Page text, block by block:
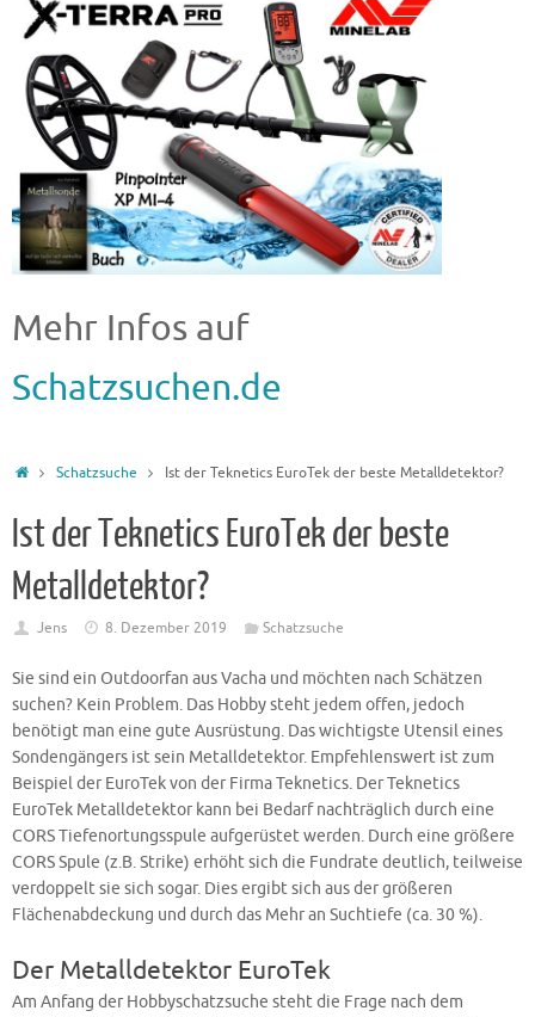
Mehr Infos auf
Schatzsuchen.de
Schatzsuche Ist der Teknetics EuroTek der beste Metalldetektor?
Ist der Teknetics EuroTek der beste
Metalldetektor?
Jens 8. Dezember 2019 Schatzsuche
Sie sind ein Outdoorfan aus Vacha und möchten nach Schätzen
suchen? Kein Problem. Das Hobby steht jedem offen, jedoch
benötigt man eine gute Ausrüstung. Das wichtigste Utensil eines
Sondengängers ist sein Metalldetektor. Empfehlenswert ist zum
Beispiel der EuroTek von der Firma Teknetics. Der Teknetics
EuroTek Metalldetektor kann bei Bedarf nachträglich durch eine
CORS Tiefenortungsspule aufgerüstet werden. Durch eine größere
CORS Spule (z.B. Strike) erhöht sich die Fundrate deutlich, teilweise
verdoppelt sie sich sogar. Dies ergibt sich aus der größeren
Flächenabdeckung und durch das Mehr an Suchtiefe (ca. 30 %).
Der Metalldetektor EuroTek
Am Anfang der Hobbyschatzsuche steht die Frage nach dem